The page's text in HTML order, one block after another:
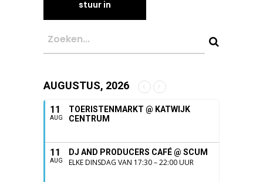
AUGUSTUS, 2026
11
AUG
TOERISTENMARKT @ KATWIJK
CENTRUM
11
AUG
DJ AND PRODUCERS CAFÉ @ SCUM
ELKE DINSDAG VAN 17:30 – 22:00 UUR